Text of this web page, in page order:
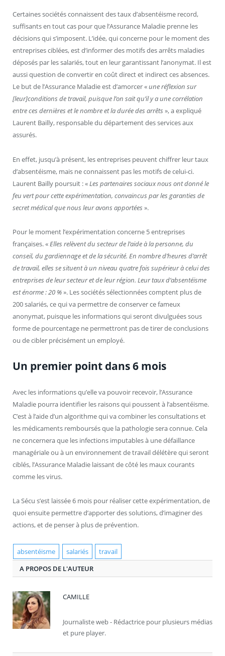
Certaines sociétés connaissent des taux d’absentéisme record,
suffisants en tout cas pour que l’Assurance Maladie prenne les
décisions qui s’imposent. L’idée, qui concerne pour le moment des
entreprises ciblées, est d’informer des motifs des arrêts maladies
déposés par les salariés, tout en leur garantissant l’anonymat. Il est
aussi question de convertir en coût direct et indirect ces absences.
Le but de l’Assurance Maladie est d’amorcer «une réflexion sur
[leur]conditions de travail, puisque l’on sait qu’il y a une corrélation
entre ces dernières et le nombre et la durée des arrêts », a expliqué
Laurent Bailly, responsable du département des services aux
assurés.
En effet, jusqu’à présent, les entreprises peuvent chiffrer leur taux
d’absentéisme, mais ne connaissent pas les motifs de celui-ci.
Laurent Bailly poursuit : «Les partenaires sociaux nous ont donné le
feu vert pour cette expérimentation, convaincus par les garanties de
secret médical que nous leur avons apportées ».
Pour le moment l’expérimentation concerne 5 entreprises
françaises. «Elles relèvent du secteur de l’aide à la personne, du
conseil, du gardiennage et de la sécurité. En nombre d’heures d’arrêt
de travail, elles se situent à un niveau quatre fois supérieur à celui des
entreprises de leur secteur et de leur région. Leur taux d’absentéisme
est énorme : 20 %». Les sociétés sélectionnées comptent plus de
200 salariés, ce qui va permettre de conserver ce fameux
anonymat, puisque les informations qui seront divulguées sous
forme de pourcentage ne permettront pas de tirer de conclusions
ou de cibler précisément un employé.
Un premier point dans 6 mois
Avec les informations qu’elle va pouvoir recevoir, l’Assurance
Maladie pourra identifier les raisons qui poussent à l’absentéisme.
C’est à l’aide d’un algorithme qui va combiner les consultations et
les médicaments remboursés que la pathologie sera connue. Cela
ne concernera que les infections imputables à une défaillance
managériale ou à un environnement de travail délétère qui seront
ciblés, l’Assurance Maladie laissant de côté les maux courants
comme les virus.
La Sécu s’est laissée 6 mois pour réaliser cette expérimentation, de
quoi ensuite permettre d’apporter des solutions, d’imaginer des
actions, et de penser à plus de prévention.
absentéisme salariés
travail
A PROPOS DE L'AUTEUR
CAMILLE
Journaliste web - Rédactrice pour plusieurs médias
et pure player.